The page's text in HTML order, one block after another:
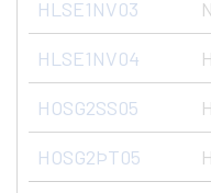
HLSE1NV03
HLSE1NV04
HOSG2SS05
HOSG2ÞT05